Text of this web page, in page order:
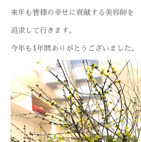
来年も皆様の幸せに貢献する美容師を
追求して行きます。
今年も1年間ありがとうございました。